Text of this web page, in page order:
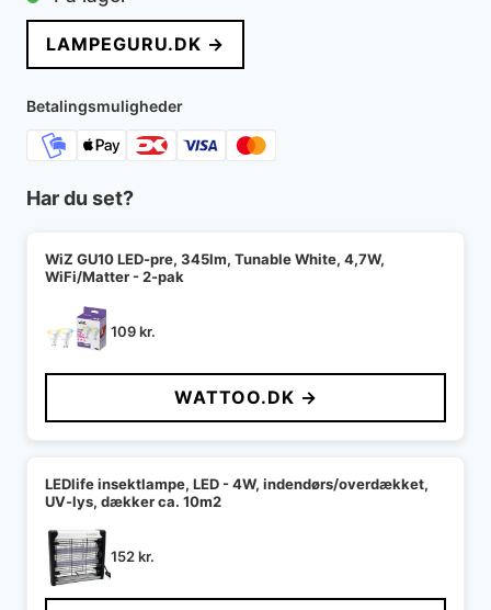
LAMPEGURU.DK →
Betalingsmuligheder
Har du set?
WiZ GU10 LED-pre, 345lm, Tunable White, 4,7W,
WiFi/Matter - 2-pak
109kr.
WATTOO.DK →
LEDlife insektlampe, LED - 4W, indendørs/overdækket,
UV-lys, dækker ca. 10m2
152kr.